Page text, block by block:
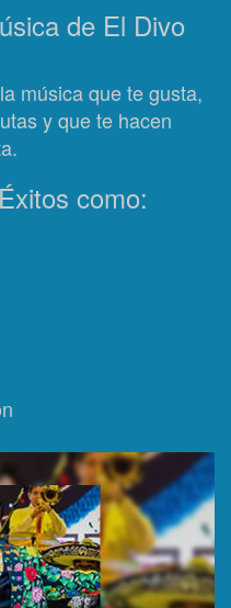
de El Divo
música que te gusta,
y que te hacen
como: